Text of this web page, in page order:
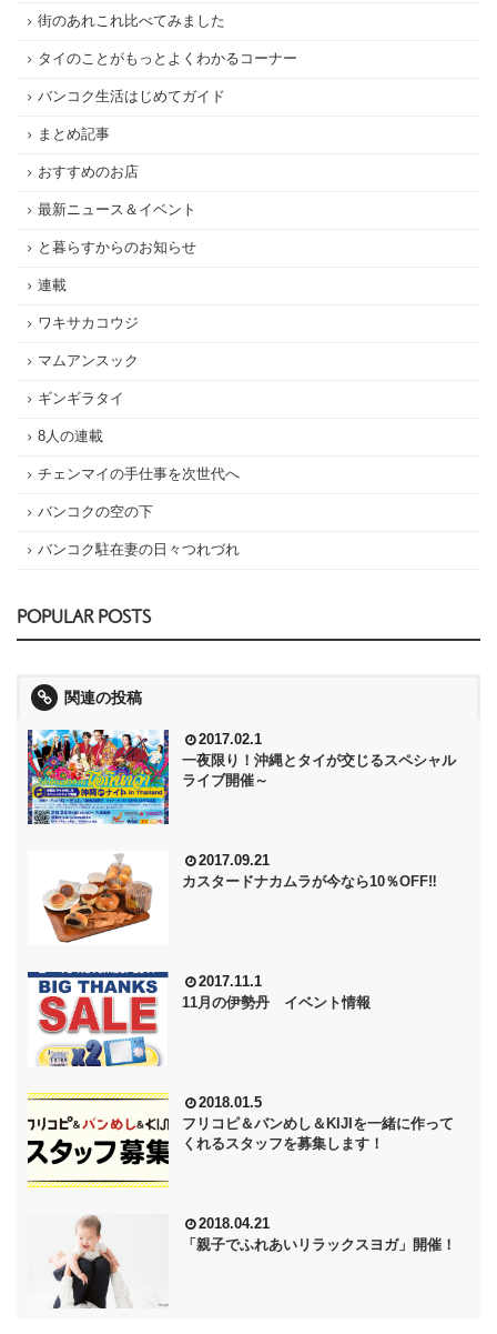
街のあれこれ比べてみました
タイのことがもっとよくわかるコーナー
バンコク生活はじめてガイド
まとめ記事
おすすめのお店
最新ニュース＆イベント
と暮らすからのお知らせ
連載
ワキサカコウジ
マムアンスック
ギンギラタイ
8人の連載
チェンマイの手仕事を次世代へ
バンコクの空の下
バンコク駐在妻の日々つれづれ
POPULAR POSTS
関連の投稿
2017.02.1
一夜限り！沖縄とタイが交じるスペシャル
ライブ開催～
2017.09.21
カスタードナカムラが今なら10％OFF‼
2017.11.1
11月の伊勢丹 イベント情報
2018.01.5
フリコピ＆バンめし＆KIJIを一緒に作って
くれるスタッフを募集します！
2018.04.21
「親子でふれあいリラックスヨガ」開催！